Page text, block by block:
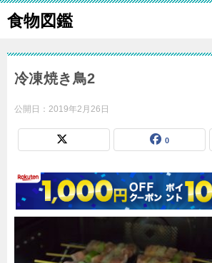
食物図鑑
冷凍焼き鳥2
公開日： 2019年2月26日
0